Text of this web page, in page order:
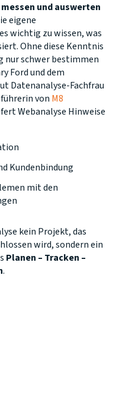
und auswerten
eigene
wichtig zu wissen, was
Ohne diese Kenntnis
nur schwer bestimmen
Ford und dem
Datenanalyse-Fachfrau
von M8
Webanalyse Hinweise
Kundenbindung
mit den
kein Projekt, das
wird, sondern ein
Planen – Tracken –
.